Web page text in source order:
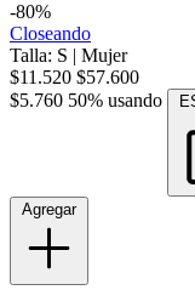
-80%
Closeando
Talla: S | Mujer
$11.520 $57.600
$5.760 50% usando
Agregar